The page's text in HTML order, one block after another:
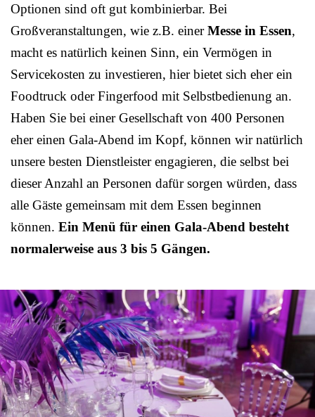
Optionen sind oft gut kombinierbar. Bei
Großveranstaltungen, wie z.B. einerMesse in Essen,
macht es natürlich keinen Sinn, ein Vermögen in
Servicekosten zu investieren, hier bietet sich eher ein
Foodtruck oder Fingerfood mit Selbstbedienung an.
Haben Sie bei einer Gesellschaft von 400 Personen
eher einen Gala-Abend im Kopf, können wir natürlich
unsere besten Dienstleister engagieren, die selbst bei
dieser Anzahl an Personen dafür sorgen würden, dass
alle Gäste gemeinsam mit dem Essen beginnen
können. Ein Menü für einen Gala-Abend besteht
normalerweise aus 3 bis 5 Gängen.